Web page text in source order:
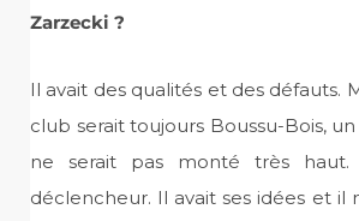
Zarzecki ?
Il avait des qualités et des défauts.
club serait toujours Boussu-Bois,
ne serait pas monté très
déclencheur. Il avait ses idées et il